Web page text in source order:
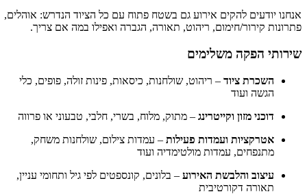
אנחנו יודעים להקים אירוע גם בשטח פתוח עם כל הציוד הנדרש: אוהלים,
פתרונות קירור/חימום, ריהוט, תאורה, הגברה ואפילו במה אם צריך.
שירותי הפקה משלימים
השכרת ציוד– ריהוט, שולחנות, כיסאות, פינות זולה, פופים, כלי
הגשה ועוד
דוכני מזון וקייטרינג– מתוק, מלוח, בשרי, חלבי, טבעוני או פרווה
אטרקציות ועמדות פעילות– עמדות צילום, שולחנות משחק,
מתנפחים, עמדות מולטימדיה ועוד
עיצוב והלבשת האירוע– בלונים, קונספטים לפי גיל ותחומי עניין,
תאורה דקורטיבית